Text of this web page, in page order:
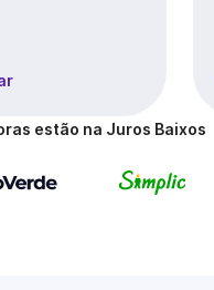
estão na Juros Baixos